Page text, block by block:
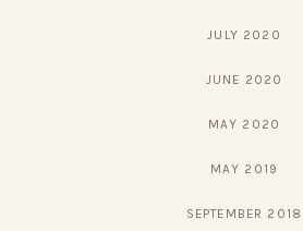
JULY 2020
JUNE 2020
MAY 2020
MAY 2019
SEPTEMBER 2018